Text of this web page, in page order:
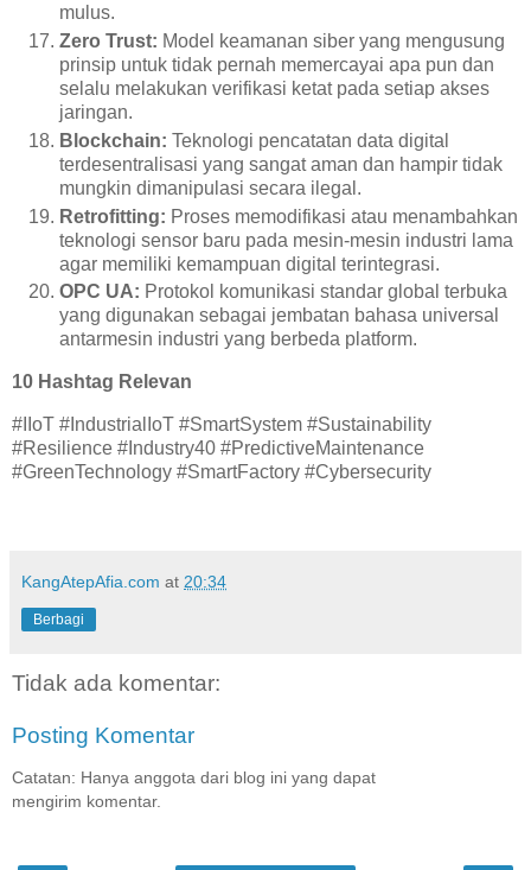
mulus.
Zero Trust: Model keamanan siber yang mengusung
prinsip untuk tidak pernah memercayai apa pun dan
selalu melakukan verifikasi ketat pada setiap akses
jaringan.
Blockchain: Teknologi pencatatan data digital
terdesentralisasi yang sangat aman dan hampir tidak
mungkin dimanipulasi secara ilegal.
Retrofitting: Proses memodifikasi atau menambahkan
teknologi sensor baru pada mesin-mesin industri lama
agar memiliki kemampuan digital terintegrasi.
OPC UA: Protokol komunikasi standar global terbuka
yang digunakan sebagai jembatan bahasa universal
antarmesin industri yang berbeda platform.
10 Hashtag Relevan
#IIoT #IndustrialIoT #SmartSystem #Sustainability
#Resilience #Industry40 #PredictiveMaintenance
#GreenTechnology #SmartFactory #Cybersecurity
KangAtepAfia.com at 20:34
Berbagi
Tidak ada komentar:
Posting Komentar
Catatan: Hanya anggota dari blog ini yang dapat
mengirim komentar.